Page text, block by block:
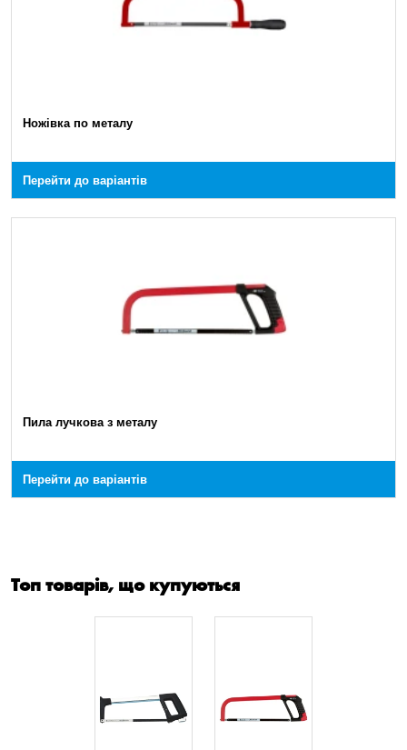
Ножівка по металу
Перейти до варіантів
Пила лучкова з металу
Перейти до варіантів
Топ товарів, що купуються